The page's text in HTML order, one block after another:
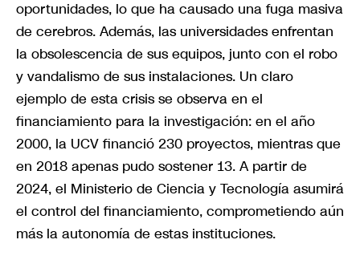
oportunidades, lo que ha causado una fuga masiva
de cerebros. Además, las universidades enfrentan
la obsolescencia de sus equipos, junto con el robo
y vandalismo de sus instalaciones. Un claro
ejemplo de esta crisis se observa en el
financiamiento para la investigación: en el año
2000, la UCV financió 230 proyectos, mientras que
en 2018 apenas pudo sostener 13. A partir de
2024, el Ministerio de Ciencia y Tecnología asumirá
el control del financiamiento, comprometiendo aún
más la autonomía de estas instituciones.